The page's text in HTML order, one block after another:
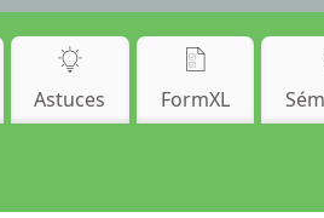
Astuces FormXL